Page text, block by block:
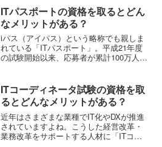
アップの参考にしてくださいね。
ITパスポートの資格を取るとどん
なメリットがある？
iパス（アイパス）という略称でも親しま
れている「ITパスポート」。平成21年度
の試験開始以来、応募者が累計100万人を
か、取得のメリットや必要な知識などを
詳しく紹介していきます。
ITコーディネータ試験の資格を取
るとどんなメリットがある？
近年はさまざまな業種でIT化やDXが推進
されていますよね。こうした経営改革・
業務改革をサポートする人材に「ITコー